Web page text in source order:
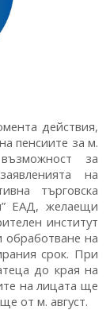
действия,
пенсиите за м.
за
на
търговска
ЕАД, желаещи
институт
на
срок. При
до края на
на лицата ще
от м. август.